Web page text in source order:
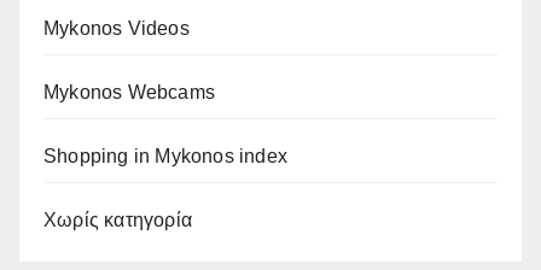
Mykonos Videos
Mykonos Webcams
Shopping in Mykonos index
Χωρίς κατηγορία